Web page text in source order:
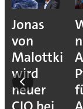
Jonas
von
Malottki
wird
neuer